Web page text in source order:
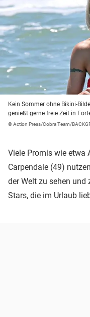
Kein Sommer ohne Bikini-
genießt gerne freie Zeit in
© Action Press/Cobra Team/
Viele Promis wie etwa
Carpendale (49)
der Welt zu sehen und
Stars, die im Urlaub